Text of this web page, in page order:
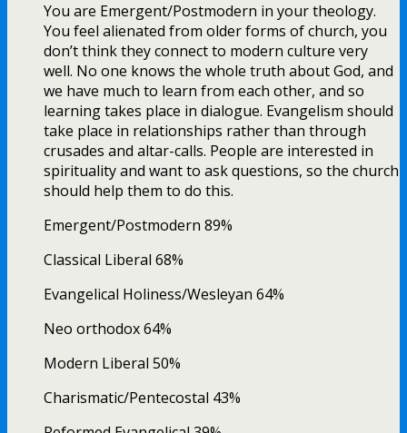
You are Emergent/Postmodern in your theology.
You feel alienated from older forms of church, you
don’t think they connect to modern culture very
well. No one knows the whole truth about God, and
we have much to learn from each other, and so
learning takes place in dialogue. Evangelism should
take place in relationships rather than through
crusades and altar-calls. People are interested in
spirituality and want to ask questions, so the church
should help them to do this.
Emergent/Postmodern 89%
Classical Liberal 68%
Evangelical Holiness/Wesleyan 64%
Neo orthodox 64%
Modern Liberal 50%
Charismatic/Pentecostal 43%